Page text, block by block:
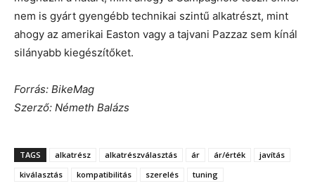
nem is gyárt gyengébb technikai szintű alkatrészt, mint
ahogy az amerikai Easton vagy a tajvani Pazzaz sem kínál
silányabb kiegészítőket.
Forrás: BikeMag
Szerző: Németh Balázs
TAGS alkatrész alkatrészválasztás ár ár/érték
javítás
kiválasztás
kompatibilitás szerelés tuning